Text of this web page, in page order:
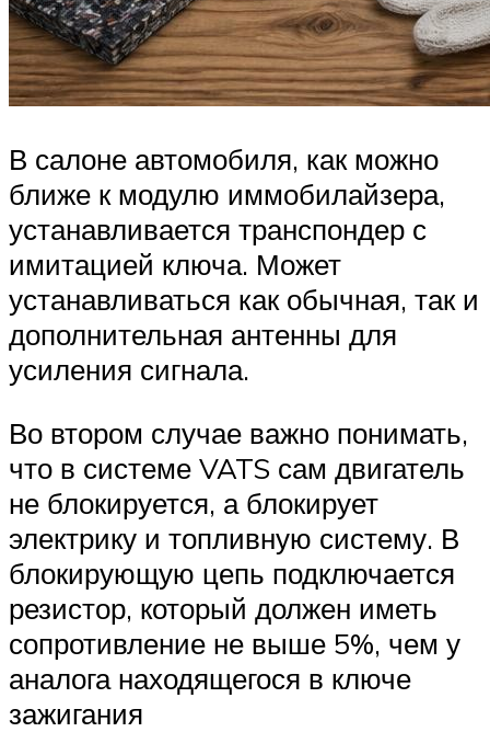
В салоне автомобиля, как можно
ближе к модулю иммобилайзера,
устанавливается транспондер с
имитацией ключа. Может
устанавливаться как обычная, так и
дополнительная антенны для
усиления сигнала.
Во втором случае важно понимать,
что в системе VATS сам двигатель
не блокируется, а блокирует
электрику и топливную систему. В
блокирующую цепь подключается
резистор, который должен иметь
сопротивление не выше 5%, чем у
аналога находящегося в ключе
зажигания